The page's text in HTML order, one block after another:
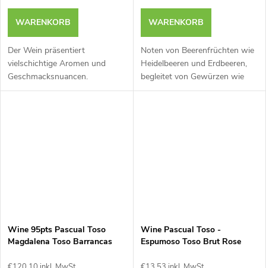
WARENKORB
Der Wein präsentiert
vielschichtige Aromen und
Geschmacksnuancen.
WARENKORB
Noten von Beerenfrüchten wie
Heidelbeeren und Erdbeeren,
begleitet von Gewürzen wie
schwarzem Pfeffer.
Wine 95pts Pascual Toso
Magdalena Toso Barrancas
Wine Pascual Toso -
Espumoso Toso Brut Rose